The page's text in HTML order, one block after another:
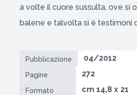
a volte il cuore sussulta, ove si
balene e talvolta si è testimoni
Pubblicazione 04/2012
Pagine 272
Formato cm 14,8 x 21